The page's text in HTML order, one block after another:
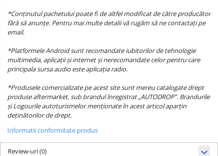
*Conținutul pachetului poate fi de altfel modificat de către producător
fără să anunțe. Pentru mai multe detalii vă rugăm să ne contactați pe
email.
*Platformele Android sunt recomandate iubitorilor de tehnologie
multimedia, aplicații și internet și nerecomandate celor pentru care
principala sursa audio este aplicația radio.
*Produsele comercializate pe acest site sunt mereu catalogate drept
produse aftermarket, sub brandul înregistrat „AUTODROP”. Brandurile
și Logourile autoturismelor menționate în acest articol aparțin
deținătorilor de drept.
Informatii conformitate produs
Review-uri(0)